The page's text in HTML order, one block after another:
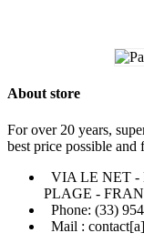
About store
For over 20 years,
best price possible and
VIA LE NET -
PLAGE -
Phone: (33)
Mail :